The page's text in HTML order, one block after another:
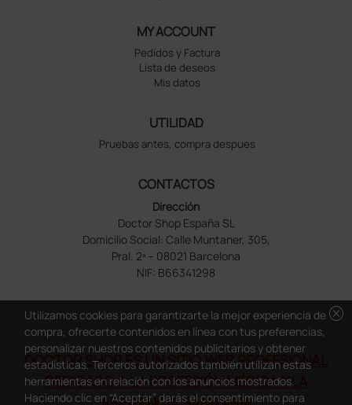
MY ACCOUNT
Pedidos y Factura
Lista de deseos
Mis datos
UTILIDAD
Pruebas antes, compra despues
CONTACTOS
Dirección
Doctor Shop España SL
Domicilio Social: Calle Muntaner, 305,
Pral. 2ª – 08021 Barcelona
NIF: B66341298
DOCTOR SHOP ES UN SITIO WEB PROFESIONAL
DEDICADO A LA PROFESIÓN MÉDICA Y LA
cancel
Utilizamos cookies para garantizarte la mejor experiencia de
compra, ofrecerte contenidos en línea con tus preferencias,
personalizar nuestros contenidos publicitarios y obtener
estadísticas. Terceros autorizados también utilizan estas
herramientas en relación con los anuncios mostrados.
Haciendo clic en “Aceptar” darás el consentimiento para